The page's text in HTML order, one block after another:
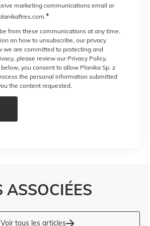
marketing communications email or
*
from these communications at any time.
on how to unsubscribe, our privacy
we are committed to protecting and
please review our Privacy Policy.
you consent to allow Planika Sp. z
the personal information submitted
the content requested.
ASSOCIÉES
Voir tous les articles